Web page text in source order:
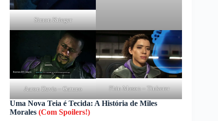
Simon Krieger
Aaron Davis – Gatuno Phin Mason – Tinkerer
Uma Nova Teia é Tecida: A História de Miles
Morales (Com Spoilers!)